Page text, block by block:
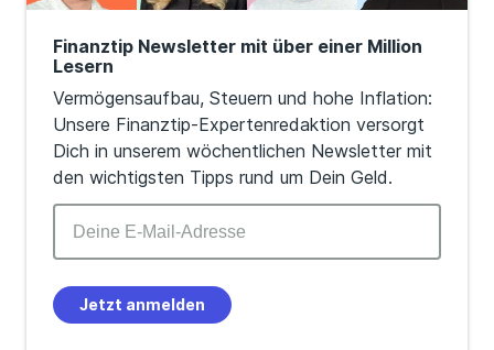
Finanztip Newsletter mit über einer Million
Lesern
Vermögensaufbau, Steuern und hohe Inflation:
Unsere Finanztip-Expertenredaktion versorgt
Dich in unserem wöchentlichen Newsletter mit
den wichtigsten Tipps rund um Dein Geld.
Jetzt anmelden